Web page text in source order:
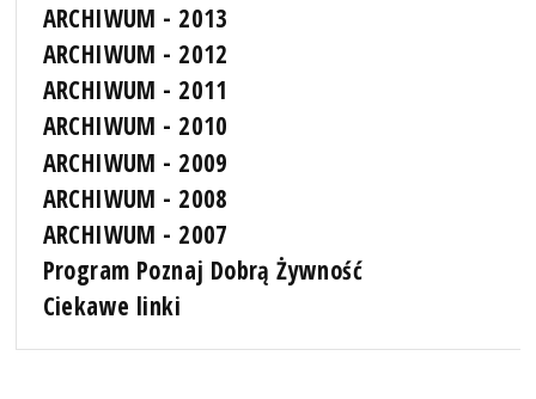
ARCHIWUM - 2013
ARCHIWUM - 2012
ARCHIWUM - 2011
ARCHIWUM - 2010
ARCHIWUM - 2009
ARCHIWUM - 2008
ARCHIWUM - 2007
Program Poznaj Dobrą Żywność
Ciekawe linki